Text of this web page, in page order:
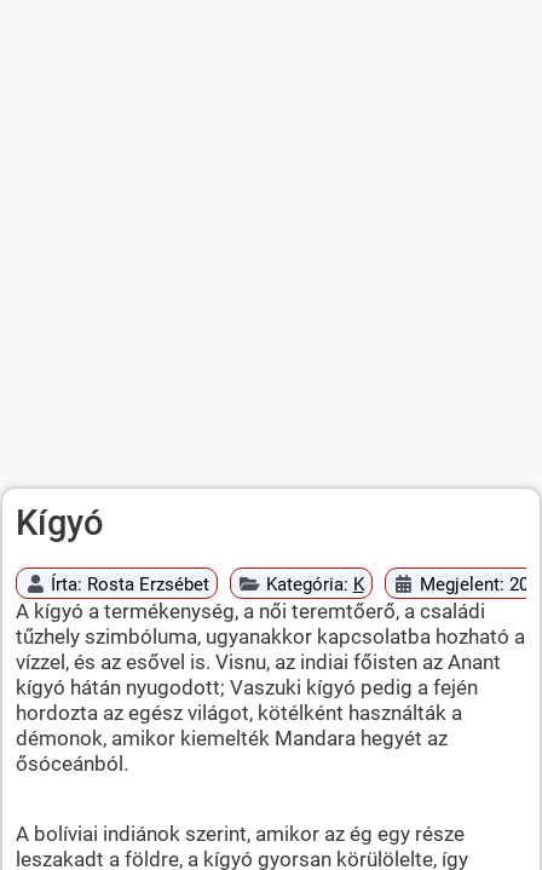
Kígyó
Írta: Rosta Erzsébet Kategória: K Megjelent:
A kígyó a termékenység, a női teremtőerő, a családi
tűzhely szimbóluma, ugyanakkor kapcsolatba hozható a
vízzel, és az esővel is. Visnu, az indiai főisten az Anant
kígyó hátán nyugodott; Vaszuki kígyó pedig a fején
hordozta az egész világot, kötélként használták a
démonok, amikor kiemelték Mandara hegyét az
ősóceánból.
A bolíviai indiánok szerint, amikor az ég egy része
leszakadt a földre, a kígyó gyorsan körülölelte, így